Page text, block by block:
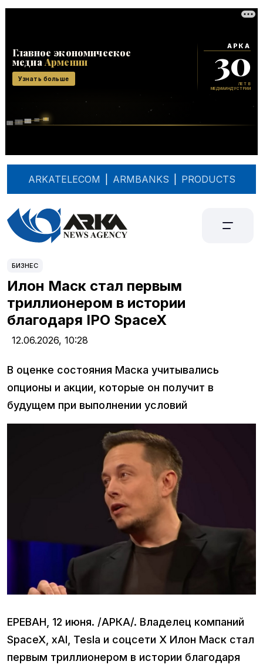
ARKATELECOM ARMBANKS PRODUCTS
БИЗНЕС
Илон Маск стал первым
триллионером в истории
благодаря IPO SpaceX
12.06.2026, 10:28
В оценке состояния Маска учитывались
опционы и акции, которые он получит в
будущем при выполнении условий
ЕРЕВАН, 12 июня. /АРКА/. Владелец компаний
SpaceX, xAI, Tesla и соцсети Х Илон Маск стал
первым триллионером в истории благодаря